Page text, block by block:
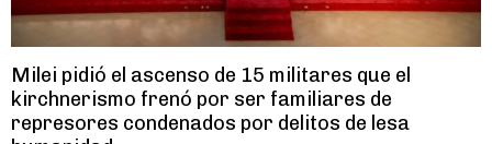
Milei pidió el ascenso de 15 militares que el
kirchnerismo frenó por ser familiares de
represores condenados por delitos de lesa